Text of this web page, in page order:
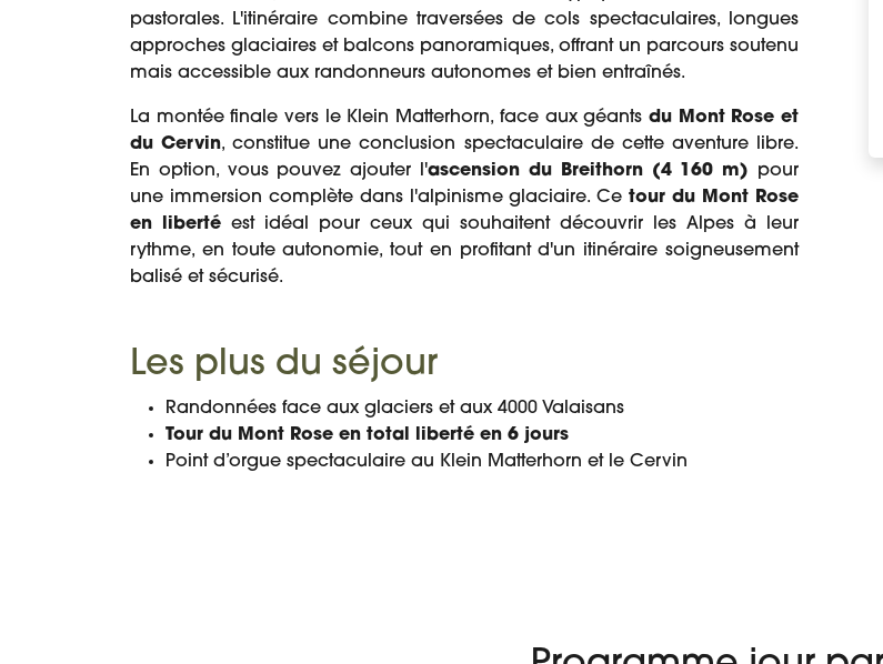
pastorales. L'itinéraire combine traversées de cols spectaculaires, longues
approches glaciaires et balcons panoramiques, offrant un parcours soutenu
mais accessible aux randonneurs autonomes et bien entraînés.
La montée finale vers le Klein Matterhorn, face aux géants du Mont Rose et
du Cervin, constitue une conclusion spectaculaire de cette aventure libre.
En option, vous pouvez ajouter l'ascension du Breithorn (4 160 m) pour
une immersion complète dans l'alpinisme glaciaire. Cetour du Mont Rose
en liberté est idéal pour ceux qui souhaitent découvrir les Alpes à leur
rythme, en toute autonomie, tout en profitant d'un itinéraire soigneusement
balisé et sécurisé.
Les plus du séjour
Randonnées face aux glaciers et aux 4000 Valaisans
Tour du Mont Rose en total liberté en 6 jours
Point d’orgue spectaculaire au Klein Matterhorn et le Cervin